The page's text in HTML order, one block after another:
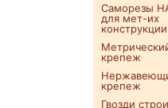
Саморезы
для мет-их
конструкции
крепеж
крепеж
Гвозди